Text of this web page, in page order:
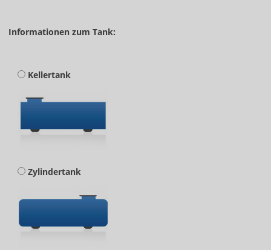
Informationen zum Tank:
Kellertank
Zylindertank